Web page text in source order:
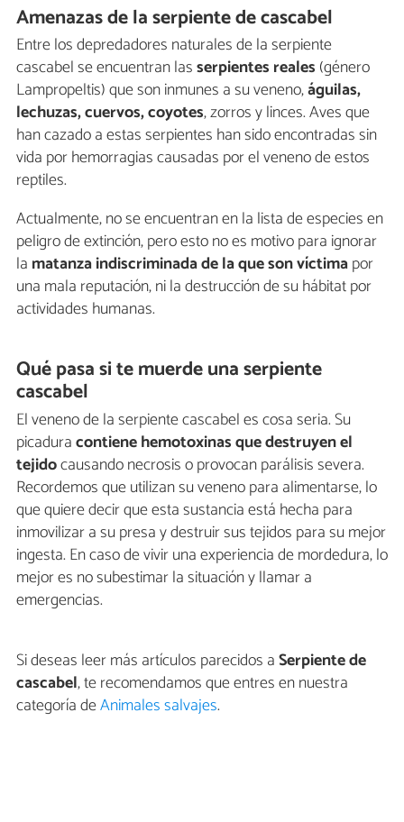
Amenazas de la serpiente de cascabel
Entre los depredadores naturales de la serpiente
cascabel se encuentran lasserpientes reales (género
Lampropeltis) que son inmunes a su veneno,águilas,
lechuzas, cuervos, coyotes, zorros y linces. Aves que
han cazado a estas serpientes han sido encontradas sin
vida por hemorragias causadas por el veneno de estos
reptiles.
Actualmente, no se encuentran en la lista de especies en
peligro de extinción, pero esto no es motivo para ignorar
la matanza indiscriminada de la que son víctimapor
una mala reputación, ni la destrucción de su hábitat por
actividades humanas.
Qué pasa si te muerde una serpiente
cascabel
El veneno de la serpiente cascabel es cosa seria. Su
picaduracontiene hemotoxinas que destruyen el
tejidocausando necrosis o provocan parálisis severa.
Recordemos que utilizan su veneno para alimentarse, lo
que quiere decir que esta sustancia está hecha para
inmovilizar a su presa y destruir sus tejidos para su mejor
ingesta. En caso de vivir una experiencia de mordedura, lo
mejor es no subestimar la situación y llamar a
emergencias.
Si deseas leer más artículos parecidos aSerpiente de
cascabel, te recomendamos que entres en nuestra
categoría deAnimales salvajes.